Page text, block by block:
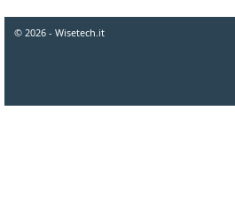
© 2026 - Wisetech.it